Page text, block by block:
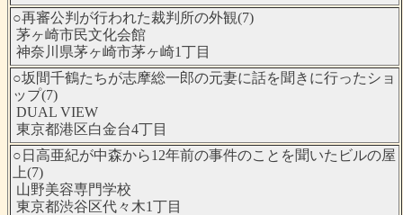
○再審公判が行われた裁判所の外観(7)
茅ヶ崎市民文化会館
神奈川県茅ヶ崎市茅ヶ崎1丁目
○坂間千鶴たちが志摩総一郎の元妻に話を聞きに行ったショ
ップ(7)
DUAL VIEW
東京都港区白金台4丁目
○日高亜紀が中森から12年前の事件のことを聞いたビルの屋
上(7)
山野美容専門学校
東京都渋谷区代々木1丁目